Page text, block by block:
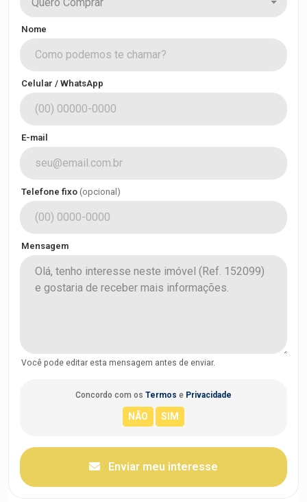
Nome
Celular / WhatsApp
E-mail
Telefone fixo (opcional)
Mensagem
Você pode editar esta mensagem antes de enviar.
Concordo com os Termos e Privacidade
Enviar meu interesse